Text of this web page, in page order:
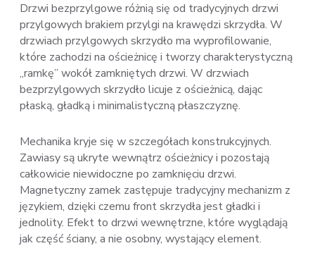
Drzwi bezprzylgowe różnią się od tradycyjnych drzwi
przylgowych brakiem przylgi na krawędzi skrzydła. W
drzwiach przylgowych skrzydło ma wyprofilowanie,
które zachodzi na ościeżnicę i tworzy charakterystyczną
„ramkę” wokół zamkniętych drzwi. W drzwiach
bezprzylgowych skrzydło licuje z ościeżnicą, dając
płaską, gładką i minimalistyczną płaszczyznę.
Mechanika kryje się w szczegółach konstrukcyjnych.
Zawiasy są ukryte wewnątrz ościeżnicy i pozostają
całkowicie niewidoczne po zamknięciu drzwi.
Magnetyczny zamek zastępuje tradycyjny mechanizm z
językiem, dzięki czemu front skrzydła jest gładki i
jednolity. Efekt to drzwi wewnętrzne, które wyglądają
jak część ściany, a nie osobny, wystający element.